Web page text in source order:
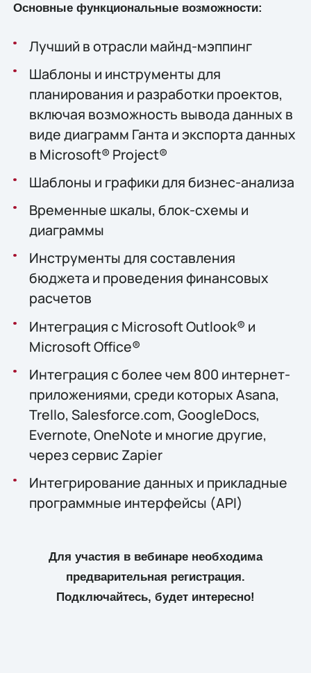
Основные функциональные возможности:
Лучший в отрасли майнд-мэппинг
Шаблоны и инструменты для
планирования и разработки проектов,
включая возможность вывода данных в
виде диаграмм Ганта и экспорта данных
в Microsoft® Project®
Шаблоны и графики для бизнес-анализа
Временные шкалы, блок-схемы и
диаграммы
Инструменты для составления
бюджета и проведения финансовых
расчетов
Интеграция с Microsoft Outlook® и
Microsoft Office®
Интеграция с более чем 800 интернет-
приложениями, среди которых Asana,
Trello, Salesforce.com, GoogleDocs,
Evernote, OneNote и многие другие,
через сервис Zapier
Интегрирование данных и прикладные
программные интерфейсы (API)
Для участия в вебинаре необходима
предварительная регистрация.
Подключайтесь, будет интересно!